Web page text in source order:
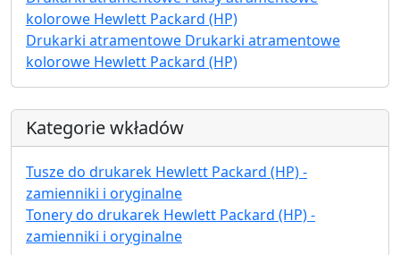
kolorowe Hewlett Packard (HP)
Drukarki atramentowe Drukarki atramentowe
kolorowe Hewlett Packard (HP)
Kategorie wkładów
Tusze do drukarek Hewlett Packard (HP) -
zamienniki i oryginalne
Tonery do drukarek Hewlett Packard (HP) -
zamienniki i oryginalne